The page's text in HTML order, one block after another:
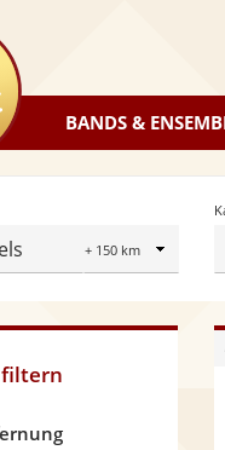
BANDS &
Ort
filtern